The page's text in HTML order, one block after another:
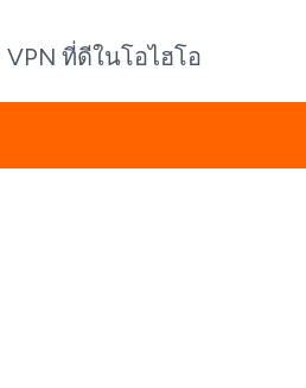
ที่ดีในโอไฮโอ